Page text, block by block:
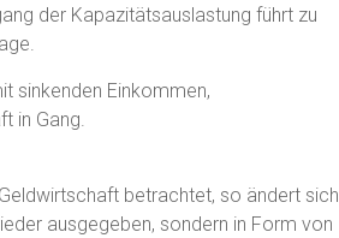
der Kapazitätsauslastung führt zu
sinkenden Einkommen,
in Gang.
betrachtet, so ändert sich
ausgegeben, sondern in Form von